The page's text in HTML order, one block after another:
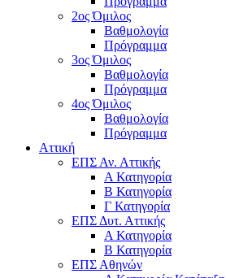
2ος Όμιλος
Βαθμολογία
Πρόγραμμα
3ος Όμιλος
Βαθμολογία
Πρόγραμμα
4ος Όμιλος
Βαθμολογία
Πρόγραμμα
Αττική
ΕΠΣ Αν. Αττικής
Α Κατηγορία
Β Κατηγορία
Γ Κατηγορία
ΕΠΣ Δυτ. Αττικής
Α Κατηγορία
Β Κατηγορία
ΕΠΣ Αθηνών